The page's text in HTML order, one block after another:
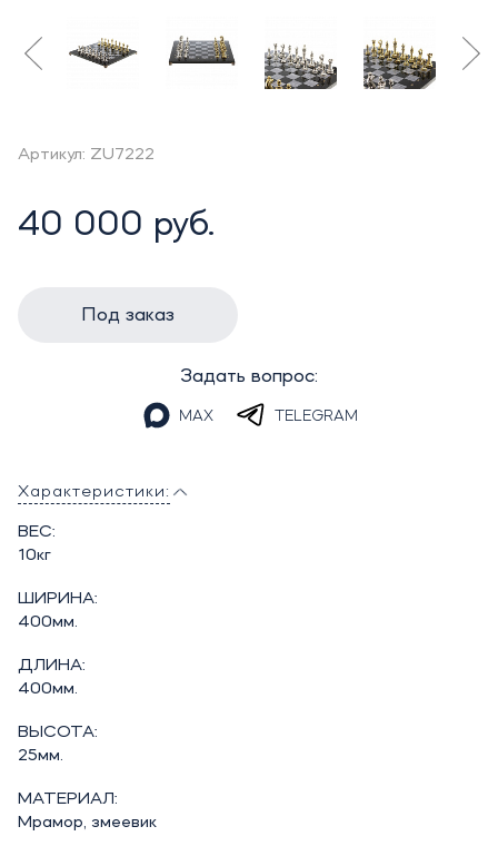
Артикул: ZU7222
40 000 руб.
Под заказ
Задать вопрос:
MAX TELEGRAM
Характеристики:
ВЕС:
10кг
ШИРИНА:
400мм.
ДЛИНА:
400мм.
ВЫСОТА:
25мм.
МАТЕРИАЛ:
Мрамор, змеевик